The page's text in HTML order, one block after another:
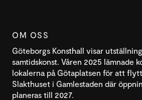
OM OSS
Göteborgs Konsthall visar
samtidskonst. Våren 2025 lämnade
lokalerna på Götaplatsen för att
Slakthuset i Gamlestaden där
planeras till 2027.